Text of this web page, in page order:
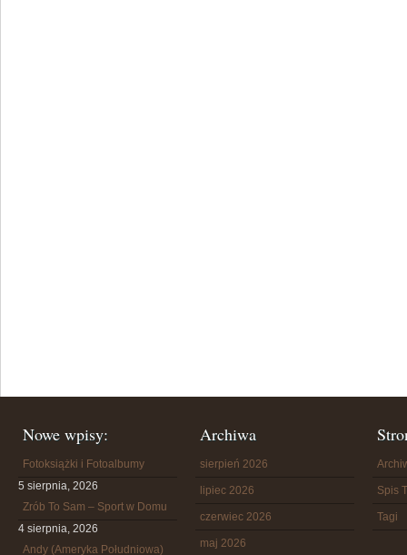
Nowe wpisy:
Fotoksiążki i Fotoalbumy
5 sierpnia, 2026
Zrób To Sam – Sport w Domu
4 sierpnia, 2026
Andy (Ameryka Południowa)
Archiwa
sierpień 2026
lipiec 2026
czerwiec 2026
maj 2026
Spis
Tagi